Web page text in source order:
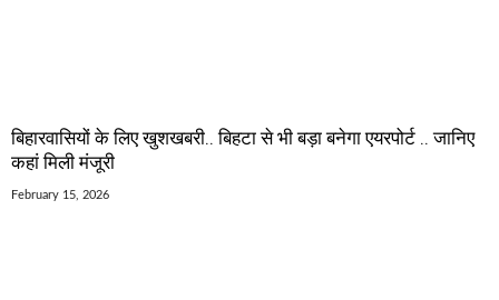
बिहारवासियों के लिए खुशखबरी.. बिहटा से भी बड़ा बनेगा एयरपोर्ट .. जानिए
कहां मिली मंजूरी
February 15, 2026